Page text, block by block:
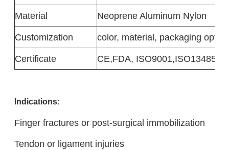
Material
Neoprene Aluminum Nylon
Customization
color, material, packaging
Certificate
CE,FDA, ISO9001,ISO13485
Indications:
Finger fractures or post-surgical immobilization
Tendon or ligament injuries